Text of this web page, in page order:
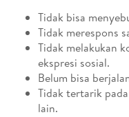
Tidak bisa
Tidak merespons
Tidak melakukan
ekspresi sosial.
Belum bisa
Tidak tertarik
lain.